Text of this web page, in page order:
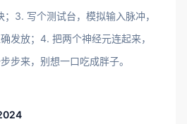
3. 写个测试台，模拟输入脉冲，
发放；4. 把两个神经元连起来，
步来，别想一口吃成胖子。